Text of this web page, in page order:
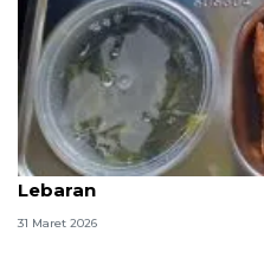
SDN Cipulir 05 Pagi
Lebaran
31 Maret 2026